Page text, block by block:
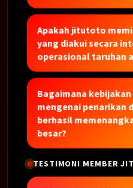
Apakah jitutoto
yang diakui secara
operasional taruhan
Bagaimana
mengenai penarikan
berhasil
besar?
TESTIMONI MEMBER